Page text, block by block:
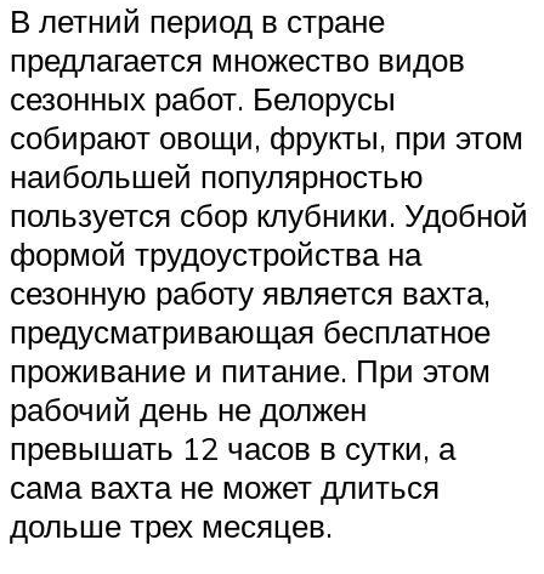
В летний период в стране
предлагается множество видов
сезонных работ. Белорусы
собирают овощи, фрукты, при этом
наибольшей популярностью
пользуется сбор клубники. Удобной
формой трудоустройства на
сезонную работу является вахта,
предусматривающая бесплатное
проживание и питание. При этом
рабочий день не должен
превышать 12 часов в сутки, а
сама вахта не может длиться
дольше трех месяцев.